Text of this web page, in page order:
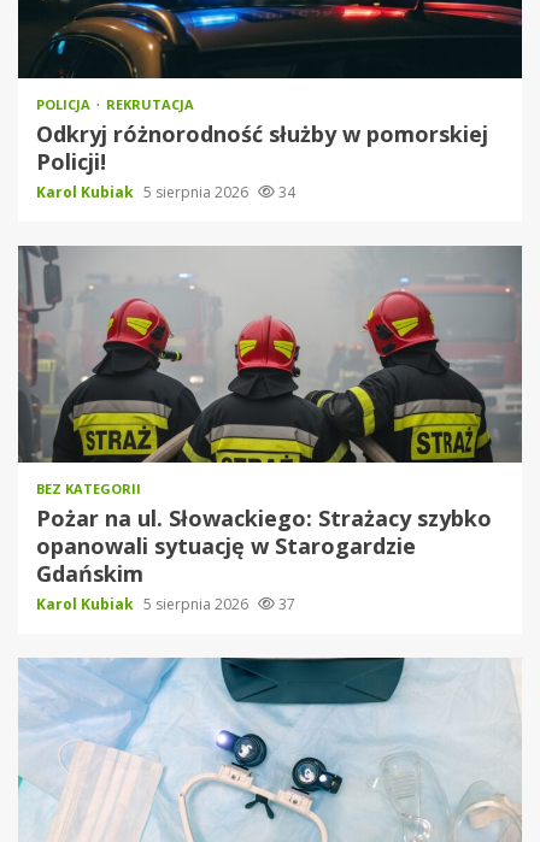
POLICJA REKRUTACJA
Odkryj różnorodność służby w pomorskiej
Policji!
Karol Kubiak 5 sierpnia 2026 34
BEZ KATEGORII
Pożar na ul. Słowackiego: Strażacy szybko
opanowali sytuację w Starogardzie
Gdańskim
Karol Kubiak 5 sierpnia 2026 37